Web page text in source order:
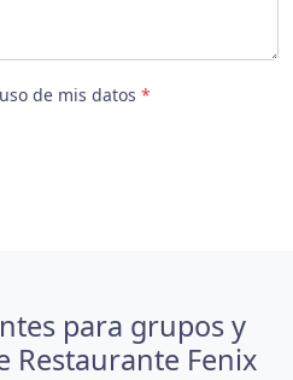
de mis datos *
para grupos y
Restaurante Fenix